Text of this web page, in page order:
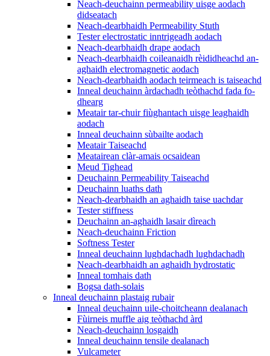
Neach-deuchainn permeability uisge aodach
didseatach
Neach-dearbhaidh Permeability Stuth
Tester electrostatic inntrigeadh aodach
Neach-dearbhaidh drape aodach
Neach-dearbhaidh coileanaidh rèididheachd an-
aghaidh electromagnetic aodach
Neach-dearbhaidh aodach teirmeach is taiseachd
Inneal deuchainn àrdachadh teòthachd fada fo-
dhearg
Meatair tar-chuir fiùghantach uisge leaghaidh
aodach
Inneal deuchainn sùbailte aodach
Meatair Taiseachd
Meatairean clàr-amais ocsaidean
Meud Tighead
Deuchainn Permeability Taiseachd
Deuchainn luaths dath
Neach-dearbhaidh an aghaidh taise uachdar
Tester stiffness
Deuchainn an-aghaidh lasair dìreach
Neach-deuchainn Friction
Softness Tester
Inneal deuchainn lughdachadh lughdachadh
Neach-dearbhaidh an aghaidh hydrostatic
Inneal tomhais dath
Bogsa dath-solais
Inneal deuchainn plastaig rubair
Inneal deuchainn uile-choitcheann dealanach
Fùirneis muffle aig teòthachd àrd
Neach-deuchainn losgaidh
Inneal deuchainn tensile dealanach
Vulcameter